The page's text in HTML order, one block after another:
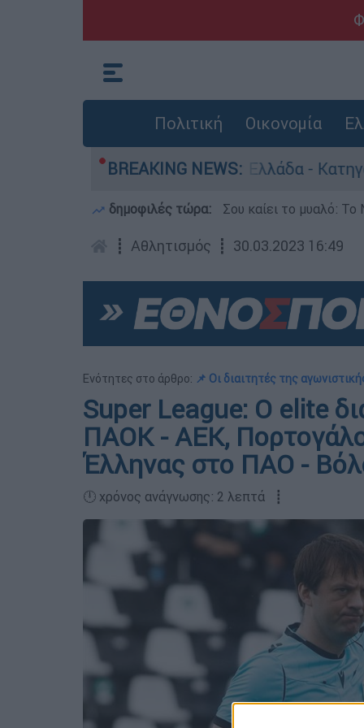
Πολιτική Οικονομία
BREAKING NEWS:
ανθρωποκτονίες στην Ελλάδα - Κατηγορείται
δημοφιλές τώρα: Σου καίει το μυαλό:
┋ Αθλητισμός ┋ 30.03.2023 16:49
Ενότητες στο άρθρο: 📌 Οι διαιτητές της
Super League: Ο elite
ΠΑΟΚ - ΑΕΚ,
Έλληνας στο ΠΑΟ -
🕛 χρόνος ανάγνωσης: 2 λεπτά ┋